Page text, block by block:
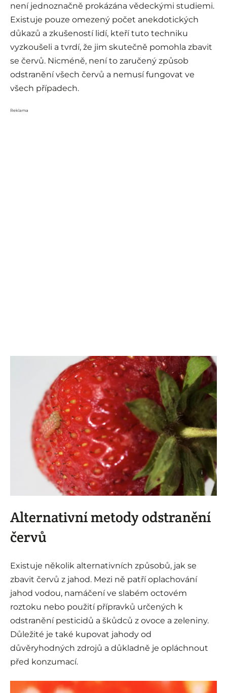
není jednoznačně prokázána vědeckými studiemi.
Existuje pouze omezený počet anekdotických
důkazů a zkušeností lidí, kteří tuto techniku
vyzkoušeli a tvrdí, že jim skutečně pomohla zbavit
se červů. Nicméně, není to zaručený způsob
odstranění všech červů a nemusí fungovat ve
všech případech.
Reklama
i
Alternativní metody odstranění
červů
Existuje několik alternativních způsobů, jak se
zbavit červů z jahod. Mezi ně patří oplachování
jahod vodou, namáčení ve slabém octovém
roztoku nebo použití přípravků určených k
odstranění pesticidů a škůdců z ovoce a zeleniny.
Důležité je také kupovat jahody od
důvěryhodných zdrojů a důkladně je opláchnout
před konzumací.